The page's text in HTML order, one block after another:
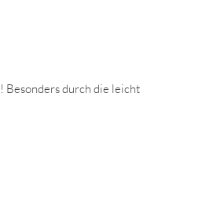
Besonders durch die leicht